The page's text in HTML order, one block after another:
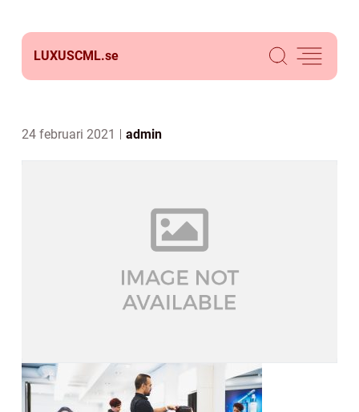
LUXUSCML.se
24 februari 2021 admin